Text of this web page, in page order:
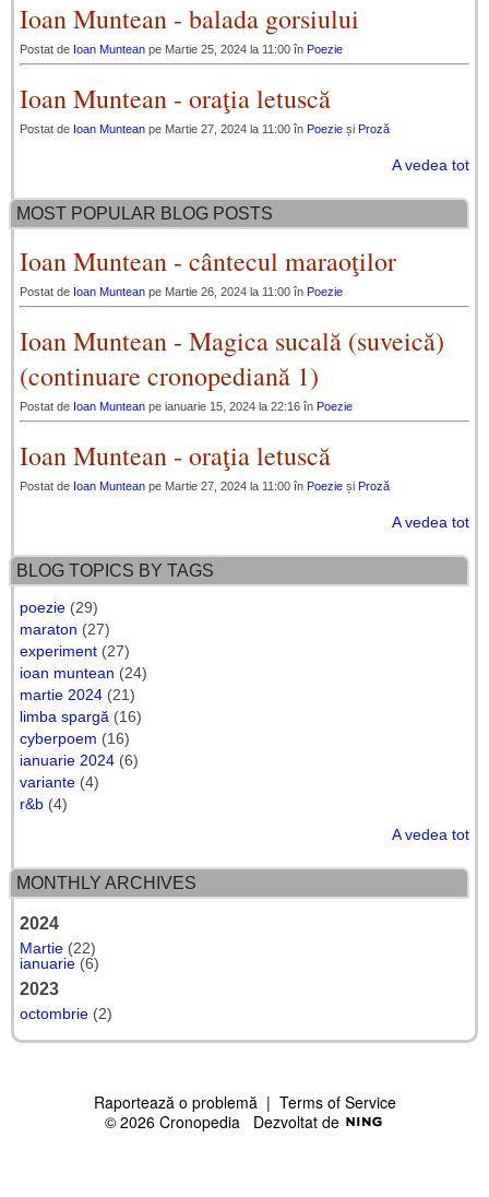
Ioan Muntean - balada gorsiului
Postat de Ioan Muntean pe Martie 25, 2024 la 11:00 în Poezie
Ioan Muntean - oraţia letuscă
Postat de Ioan Muntean pe Martie 27, 2024 la 11:00 în Poezie și Proză
A vedea tot
MOST POPULAR BLOG POSTS
Ioan Muntean - cântecul maraoţilor
Postat de Ioan Muntean pe Martie 26, 2024 la 11:00 în Poezie
Ioan Muntean - Magica sucală (suveică)
(continuare cronopediană 1)
Postat de Ioan Muntean pe ianuarie 15, 2024 la 22:16 în Poezie
Ioan Muntean - oraţia letuscă
Postat de Ioan Muntean pe Martie 27, 2024 la 11:00 în Poezie și Proză
A vedea tot
BLOG TOPICS BY TAGS
poezie (29)
maraton (27)
experiment (27)
ioan muntean (24)
martie 2024 (21)
limba spargă (16)
cyberpoem (16)
ianuarie 2024 (6)
variante (4)
r&b (4)
A vedea tot
MONTHLY ARCHIVES
2024
Martie (22)
ianuarie (6)
2023
octombrie (2)
Raportează o problemă| Terms of Service
© 2026 Cronopedia Dezvoltat de